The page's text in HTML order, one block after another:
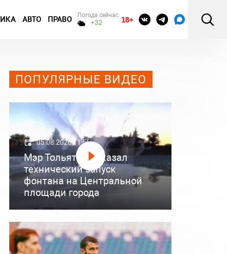
АВТО ПРАВО Погода сейчас
+32 18+
ПОПУЛЯРНЫЕ ВИДЕО
05.08.2026 11:56
Мэр Тольятти показал
технический запуск
фонтана на Центральной
площади города